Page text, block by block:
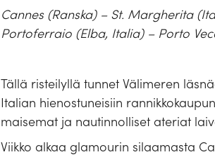
Cannes (Ranska) – St. Margherita
Portoferraio (Elba, Italia) – Porto
Tällä risteilyllä tunnet Välimeren
Italian hienostuneisiin
maisemat ja nautinnolliset ateriat
Viikko alkaa glamourin silaamasta